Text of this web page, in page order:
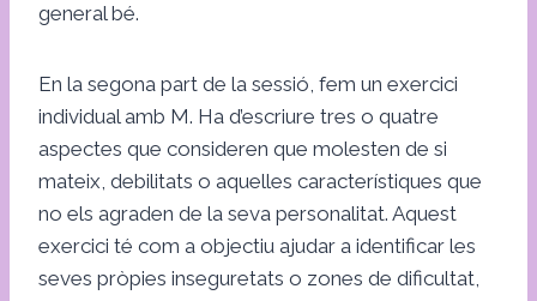
general bé.
En la segona part de la sessió, fem un exercici
individual amb M. Ha d’escriure tres o quatre
aspectes que consideren que molesten de si
mateix, debilitats o aquelles característiques que
no els agraden de la seva personalitat. Aquest
exercici té com a objectiu ajudar a identificar les
seves pròpies inseguretats o zones de dificultat,